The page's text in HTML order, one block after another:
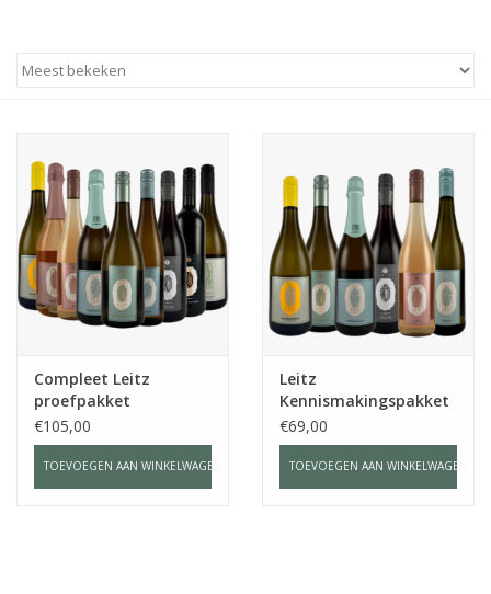
Compleet Leitz
proefpakket
alcoholvrij
€105,00
TOEVOEGEN AAN WINKELWAGEN
Leitz
Kennismakingspakket
alcoholvrij
€69,00
TOEVOEGEN AAN WINKELWAGEN